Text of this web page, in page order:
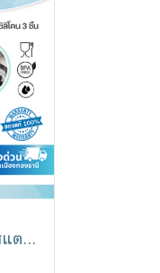
BEABA ชุดกล่องอาหารสแตนเลส Food Grade พร้อมฝาซิลิโคน 3 ชิ้น 250ml BPA Free